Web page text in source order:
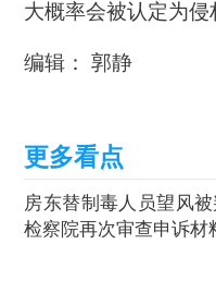
大概率会被认定为侵
编辑： 郭静
房东替制毒人员望风
检察院再次审查申诉材